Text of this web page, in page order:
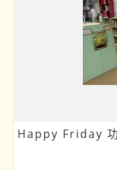
Happy Friday